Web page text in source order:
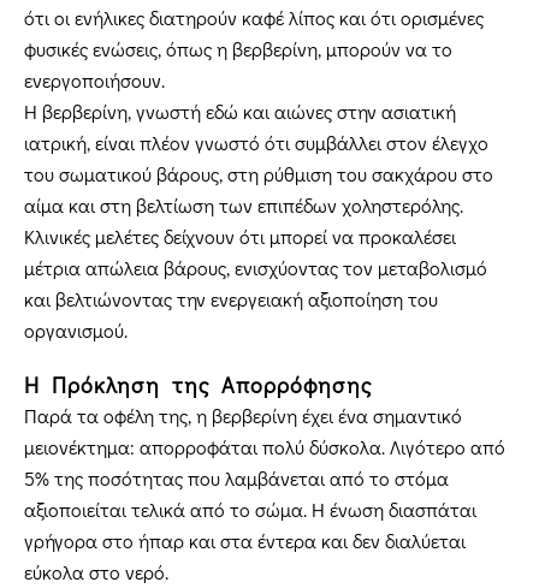
ότι οι ενήλικες διατηρούν καφέ λίπος και ότι ορισμένες
φυσικές ενώσεις, όπως η βερβερίνη, μπορούν να το
ενεργοποιήσουν.
Η βερβερίνη, γνωστή εδώ και αιώνες στην ασιατική
ιατρική, είναι πλέον γνωστό ότι συμβάλλει στον έλεγχο
του σωματικού βάρους, στη ρύθμιση του σακχάρου στο
αίμα και στη βελτίωση των επιπέδων χοληστερόλης.
Κλινικές μελέτες δείχνουν ότι μπορεί να προκαλέσει
μέτρια απώλεια βάρους, ενισχύοντας τον μεταβολισμό
και βελτιώνοντας την ενεργειακή αξιοποίηση του
οργανισμού.
Η Πρόκληση της Απορρόφησης
Παρά τα οφέλη της, η βερβερίνη έχει ένα σημαντικό
μειονέκτημα: απορροφάται πολύ δύσκολα. Λιγότερο από
5% της ποσότητας που λαμβάνεται από το στόμα
αξιοποιείται τελικά από το σώμα. Η ένωση διασπάται
γρήγορα στο ήπαρ και στα έντερα και δεν διαλύεται
εύκολα στο νερό.